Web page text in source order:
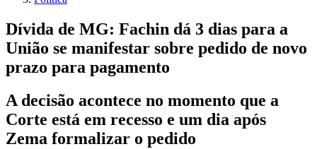
Dívida de MG: Fachin dá 3 dias para a
União se manifestar sobre pedido de novo
prazo para pagamento
A decisão acontece no momento que a
Corte está em recesso e um dia após
Zema formalizar o pedido